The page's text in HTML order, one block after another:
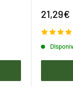
Preço
venda
21,29€